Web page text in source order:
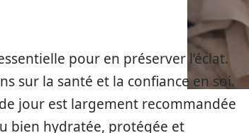
pour en préserver l’éclat.
sur la santé et la confiance en soi.
jour est largement recommandée
bien hydratée, protégée et